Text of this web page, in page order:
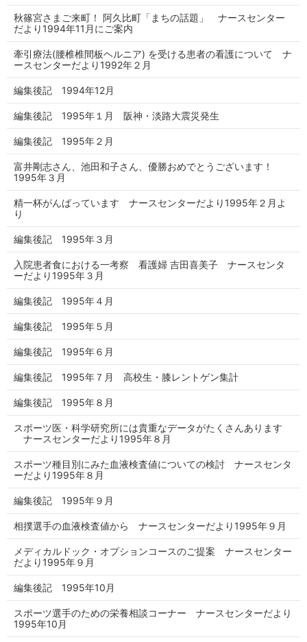
秋篠宮さまご来町！ 阿久比町「まちの話題」 ナースセンター
だより1994年11月にご案内
牽引療法(腰椎椎間板ヘルニア) を受ける患者の看護について ナ
ースセンターだより1992年２月
編集後記 1994年12月
編集後記 1995年１月 阪神・淡路大震災発生
編集後記 1995年２月
富井剛志さん、池田和子さん、優勝おめでとうございます！
1995年３月
精一杯がんばっています ナースセンターだより1995年２月よ
り
編集後記 1995年３月
入院患者食における一考察 看護婦 吉田喜美子 ナースセンタ
ーだより1995年３月
編集後記 1995年４月
編集後記 1995年５月
編集後記 1995年６月
編集後記 1995年７月 高校生・膝レントゲン集計
編集後記 1995年８月
スポーツ医・科学研究所には貴重なデータがたくさんあります
ナースセンターだより1995年８月
スポーツ種目別にみた血液検査値についての検討 ナースセンタ
ーだより1995年８月
編集後記 1995年９月
相撲選手の血液検査値から ナースセンターだより1995年９月
メディカルドック・オプションコースのご提案 ナースセンター
だより1995年９月
編集後記 1995年10月
スポーツ選手のための栄養相談コーナー ナースセンターだより
1995年10月